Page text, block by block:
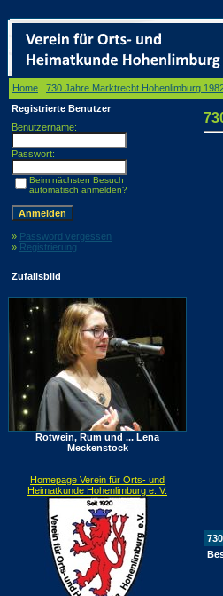
Home 730 Jahre Marktrecht Hohenlimburg
Registrierte Benutzer
Benutzername:
Passwort:
Beim nächsten Besuch
automatisch anmelden?
» Password vergessen
» Registrierung
Zufallsbild
Rotwein, Rum und ... Lena
Meckenstock
Homepage Verein für Orts- und
Heimatkunde Hohenlimburg e. V.